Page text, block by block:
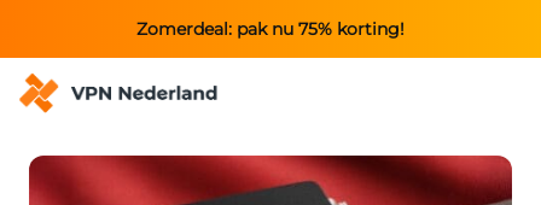
Zomerdeal: pak nu 75% korting!